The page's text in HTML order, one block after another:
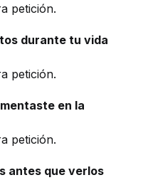
petición.
durante tu vida
petición.
en la
petición.
antes que verlos